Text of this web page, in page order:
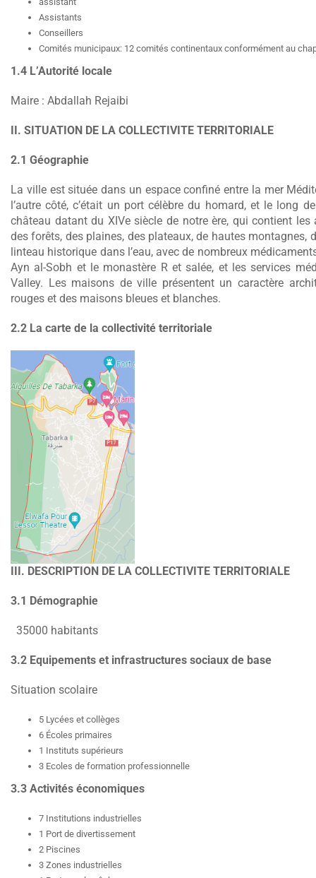
Assistants
Conseillers
Comités municipaux: 12 comités continentaux conformément au
1.4 L’Autorité locale
Maire : Abdallah Rejaibi
II. SITUATION DE LA COLLECTIVITE TERRITORIALE
2.1 Géographie
La ville est située dans un espace confiné entre la mer
l’autre côté, c’était un port célèbre du homard, et le long
château datant du XIVe siècle de notre ère, qui contient les
des forêts, des plaines, des plateaux, de hautes montagnes,
linteau historique dans l’eau, avec de nombreux
Ayn al-Sobh et le monastère R et salée, et les services
Valley. Les maisons de ville présentent un caractère
rouges et des maisons bleues et blanches.
2.2 La carte de la collectivité territoriale
III. DESCRIPTION DE LA COLLECTIVITE TERRITORIALE
3.1 Démographie
35000 habitants
3.2 Equipements et infrastructures sociaux de base
Situation scolaire
5 Lycées et collèges
6 Écoles primaires
1 Instituts supérieurs
3 Ecoles de formation professionnelle
3.3 Activités économiques
7 Institutions industrielles
1 Port de divertissement
2 Piscines
3 Zones industrielles